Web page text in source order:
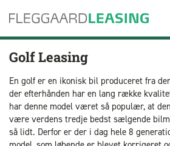
Golf Leasing
En golf er en ikonisk bil produceret fra
der efterhånden har en lang række
har denne model været så populær, at
være verdens tredje bedst sælgende
så lidt. Derfor er der i dag hele 8